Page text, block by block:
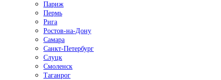
Париж
Пермь
Рига
Ростов-на-Дону
Самара
Санкт-Петербург
Слуцк
Смоленск
Таганрог